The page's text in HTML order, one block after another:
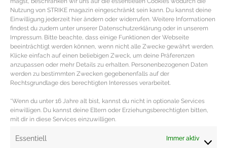
Nutzung von STRIKE magazin eingeschränkt sein kann. Du kannst deine
Einwilligung jederzeit hier ändern oder widerrufen. Weitere Informationen
findest du zudem unter unserer Datenschutzerklärung oder in unserem
Impressum. Bitte beachte, dass einige Funktionen der Webseite
beeinträchtigt werden können, wenn nicht alle Zwecke gewährt werden.
Klicke einfach auf einen beliebigen Zweck, um deine Präferenzen
anzupassen oder mehr Details zu erhalten. Personenbezogenen Daten
werden zu bestimmten Zwecken gegebenenfalls auf der
Rechtsgrundlage des berechtigten Interesses verarbeitet.
*Wenn du unter 16 Jahre alt bist, kannst du nicht in optionale Services
einwilligen. Du kannst deine Eltern oder Erziehungsberechtigten bitten,
mit dir in diese Services einzuwilligen.
Essentiell Immer aktiv
Saisonkalender April mit dem
frischen Gemüse der Saison
Frisches, saisonales Gemüse im Saisonkalender April
WARENKUNDE Chicorée & Tipps KAUFBERATER
und zart